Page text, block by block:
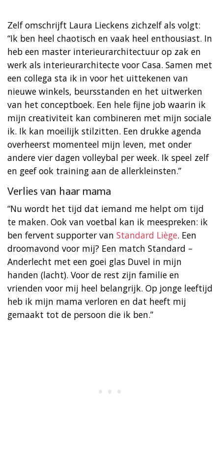
Zelf omschrijft Laura Lieckens zichzelf als volgt:
“Ik ben heel chaotisch en vaak heel enthousiast. In
heb een master interieurarchitectuur op zak en
werk als interieurarchitecte voor Casa. Samen met
een collega sta ik in voor het uittekenen van
nieuwe winkels, beursstanden en het uitwerken
van het conceptboek. Een hele fijne job waarin ik
mijn creativiteit kan combineren met mijn sociale
ik. Ik kan moeilijk stilzitten. Een drukke agenda
overheerst momenteel mijn leven, met onder
andere vier dagen volleybal per week. Ik speel zelf
en geef ook training aan de allerkleinsten.”
Verlies van haar mama
“Nu wordt het tijd dat iemand me helpt om tijd
te maken. Ook van voetbal kan ik meespreken: ik
ben fervent supporter van Standard Liège. Een
droomavond voor mij? Een match Standard –
Anderlecht met een goei glas Duvel in mijn
handen (lacht). Voor de rest zijn familie en
vrienden voor mij heel belangrijk. Op jonge leeftijd
heb ik mijn mama verloren en dat heeft mij
gemaakt tot de persoon die ik ben.”